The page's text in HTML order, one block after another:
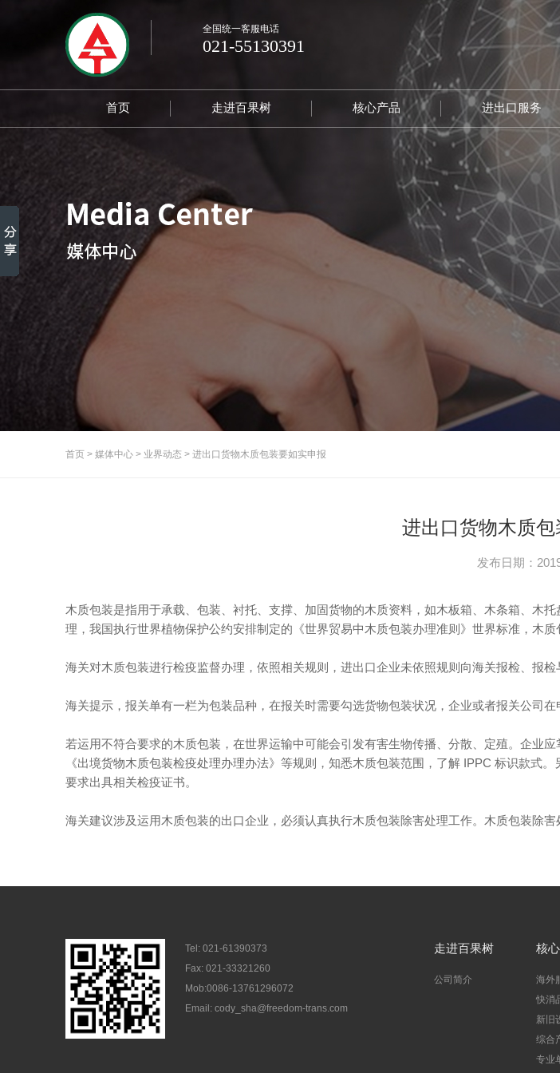
全国统一客服电话
021-55130391
首页 走进百果树 核心产品 进出口服务
首页 > 媒体中心 > 业界动态 > 进出口货物木质包装要如实申报
进出口货物木质
发布日期：
木质包装是指用于承载、包装、衬托、支撑、加固货物的木质资料，如木板箱、木条箱、木
理，我国执行世界植物保护公约安排制定的《世界贸易中木质包装办理准则》世界标准，木质
海关对木质包装进行检疫监督办理，依照相关规则，进出口企业未依照规则向海关报检、报检
海关提示，报关单有一栏为包装品种，在报关时需要勾选货物包装状况，企业或者报关公司
若运用不符合要求的木质包装，在世界运输中可能会引发有害生物传播、分散、定殖。企业
《出境货物木质包装检疫处理办理办法》等规则，知悉木质包装范围，了解 IPPC 标识款式
要求出具相关检疫证书。
海关建议涉及运用木质包装的出口企业，必须认真执行木质包装除害处理工作。木质包装除
Tel: 021-61390373
Fax: 021-33321260
Mob:0086-13761296072
Email: cody_sha@freedom-trans.com
走进百果树
公司简介
核
海外
快消
新旧
综合
专业